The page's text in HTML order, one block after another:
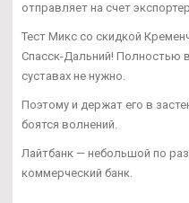
отправляет на счет
Тест Микс со скидкой
Спасск-Дальний! Полностью
суставах не нужно.
Поэтому и держат его в
боятся волнений.
Лайтбанк — небольшой по
коммерческий банк.